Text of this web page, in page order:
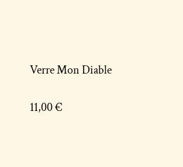
Verre Mon Diable
11,00 €